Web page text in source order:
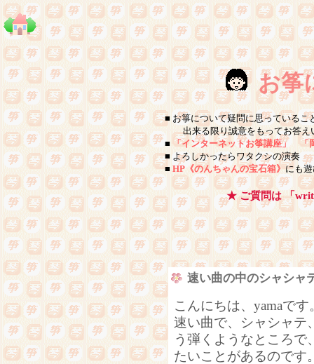
お筝
■ お箏について疑問に思っているこ
出来る限り誠意をもってお答え
■「インターネットお筝講座」「
■ よろしかったらワタクシの演奏《
■ HP《のんちゃんの宝石箱》にも
★ ご質問は 「
速い曲の中のシャシャ
こんにちは、yamaで
速い曲で、シャシャテ
う弾くようなところで
たいことがあるのです